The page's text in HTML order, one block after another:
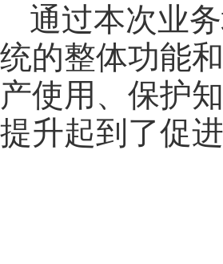
通过本次业
统的整体功能
产使用、保护
提升起到了促进